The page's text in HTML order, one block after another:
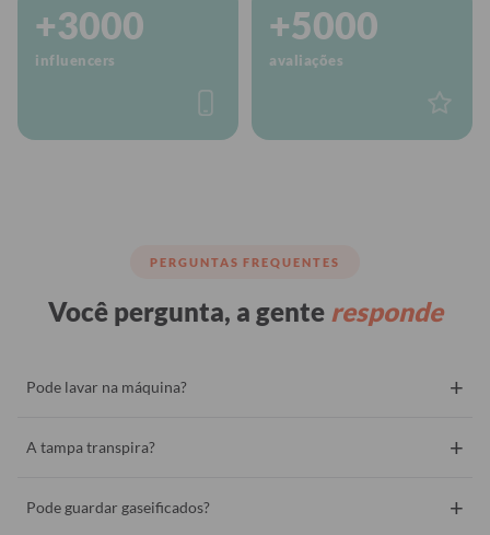
+3000
influencers
+5000
avaliações
PERGUNTAS FREQUENTES
Você pergunta, a gente responde
Pode lavar na máquina? +
A tampa transpira? +
Pode guardar gaseificados? +